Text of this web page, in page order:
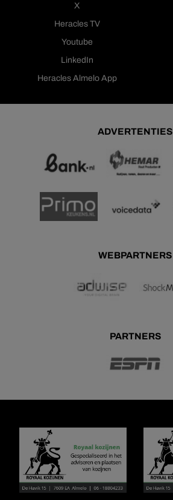
X
Heracles TV
Youtube
LinkedIn
Heracles Almelo App
ADVERTENTIES
WEBPARTNERS
PARTNERS